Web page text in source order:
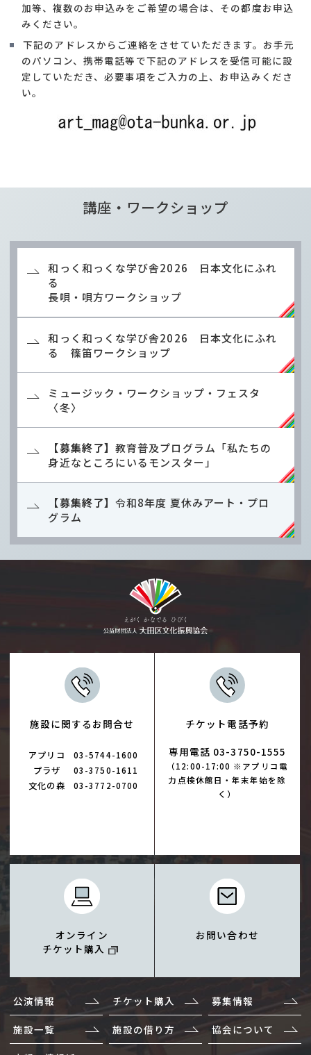
加等、複数のお申込みをご希望の場合は、その都度お申込
みください。
下記のアドレスからご連絡をさせていただきます。お手元
のパソコン、携帯電話等で下記のアドレスを受信可能に設
定していただき、必要事項をご入力の上、お申込みくださ
い。
講座・ワークショップ
和っく和っくな学び舎2026 日本文化にふれ
る
長唄・唄方ワークショップ
和っく和っくな学び舎2026 日本文化にふれ
る 篠笛ワークショップ
ミュージック・ワークショップ・フェスタ
〈冬〉
【募集終了】 教育普及プログラム「私たちの
身近なところにいるモンスター」
【募集終了】 令和8年度 夏休みアート・プロ
グラム
施設に関するお問合せ
アプリコ 03-5744-1600
プラザ 03-3750-1611
文化の森 03-3772-0700
チケット電話予約
専用電話 03-3750-1555
（12:00-17:00 ※アプリコ電
力点検休館日・年末年始を除
く）
オンライン
チケット購入
お問い合わせ
公演情報 チケット購入 募集情報
施設一覧 施設の借り方 協会について